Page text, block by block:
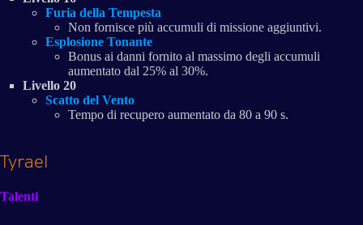
Furia della Tempesta
Non fornisce più accumuli di missione aggiuntivi.
Esplosione Tonante
Bonus ai danni fornito al massimo degli accumuli
aumentato dal 25% al 30%.
Livello 20
Scatto del Vento
Tempo di recupero aumentato da 80 a 90 s.
Tyrael
Talenti